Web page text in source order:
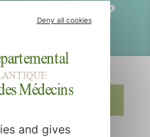
médical ?
Deny all cookies
and gives